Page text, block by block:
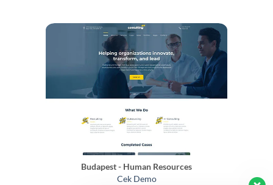
Budapest - Human Resources
Cek Demo